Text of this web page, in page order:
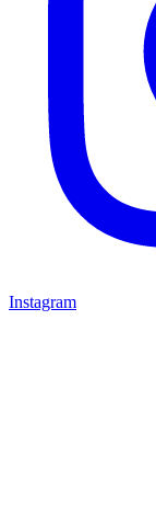
Instagram